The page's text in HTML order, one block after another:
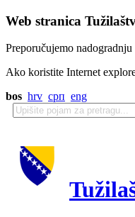
Web stranica
Preporučujemo nadogradnju
Ako koristite Internet
bos hrv срп eng